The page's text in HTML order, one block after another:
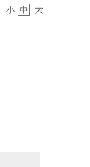
小 中 大